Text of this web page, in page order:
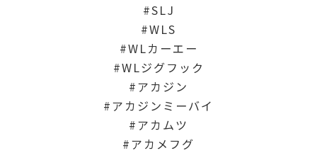
SLJ
WLS
WLカーエー
WLジグフック
アカジン
アカジンミーバイ
アカムツ
アカメフグ